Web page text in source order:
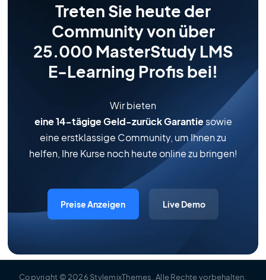
Treten Sie heute der
Community von über
25.000 MasterStudy LMS
E-Learning Profis bei!
Wir bieten
eine 14-tägige Geld-zurück Garantiesowie
eine erstklassige Community, um Ihnen zu
helfen, Ihre Kurse noch heute online zu bringen!
Preise Anzeigen Live Demo
Copyright © 2026 StylemixThemes .Alle Rechte vorbehalten